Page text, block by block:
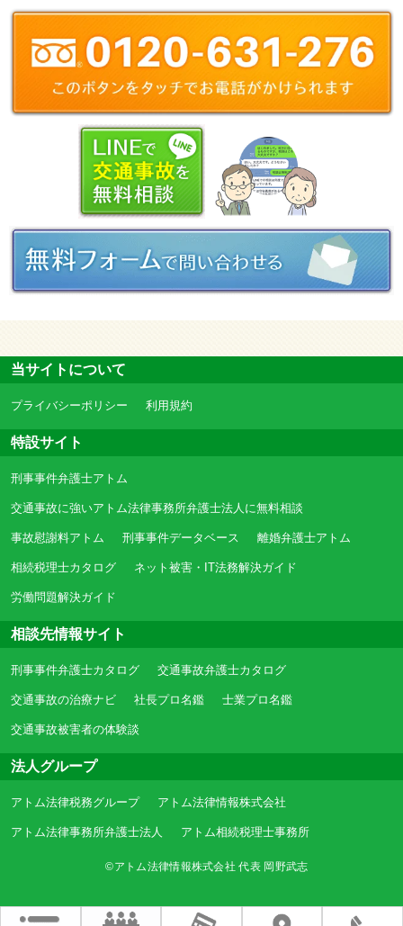
当サイトについて
プライバシーポリシー 利用規約
特設サイト
刑事事件弁護士アトム
交通事故に強いアトム法律事務所弁護士法人に無料相談
事故慰謝料アトム 刑事事件データベース 離婚弁護士アトム
相続税理士カタログ ネット被害・IT法務解決ガイド
労働問題解決ガイド
相談先情報サイト
刑事事件弁護士カタログ 交通事故弁護士カタログ
交通事故の治療ナビ 社長プロ名鑑 士業プロ名鑑
交通事故被害者の体験談
法人グループ
アトム法律税務グループ アトム法律情報株式会社
アトム法律事務所弁護士法人 アトム相続税理士事務所
©アトム法律情報株式会社 代表 岡野武志